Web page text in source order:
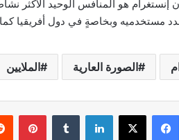
مستخدميه وبخاصةٍ في دول أفريقيا كما
الصورة العارية الملايين
فيسبوك لينكدإن بينتيريست